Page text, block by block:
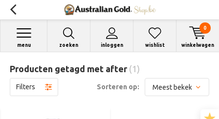
zoeken inloggen
menu wishlist winkelwagen
0
Producten getagd met after (1)
Filters Sorteren op: